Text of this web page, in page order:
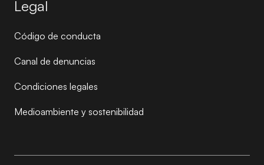
Legal
Código de conducta
Canal de denuncias
Condiciones legales
Medioambiente y sostenibilidad